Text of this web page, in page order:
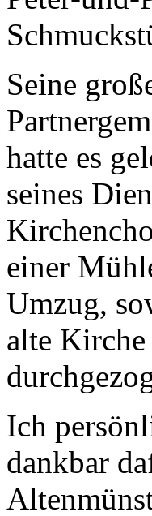
Seine
hatte es
seines
einer
Umzug,
alte
Ich
dankbar